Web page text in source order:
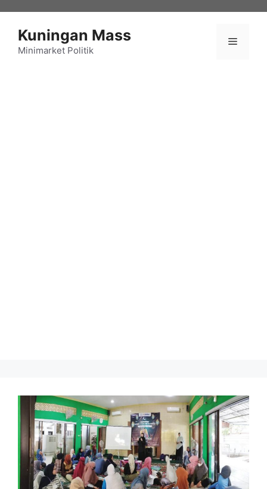
Kuningan Mass
Minimarket Politik
Menu